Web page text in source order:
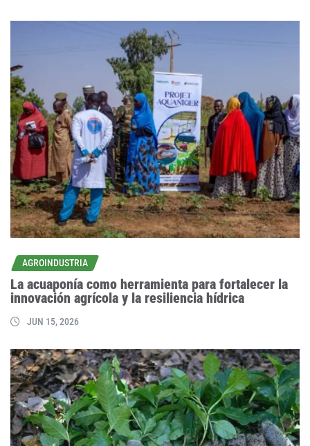
AGROINDUSTRIA
La acuaponía como herramienta para fortalecer la
innovación agrícola y la resiliencia hídrica
JUN 15, 2026